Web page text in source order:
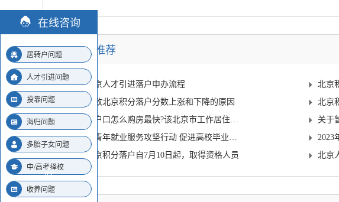
北京落户推荐
2024年北京人才引进落户申办流程
北京
近几年导致北京积分落户分数上涨和下降的原因
北京
北京没有户口怎么购房最快?该北京市工作居住证发挥作
关于
北京启动青年就业服务攻坚行动 促进高校毕业生就业
2023
2023年北京积分落户自7月10日起，取得资格人员
在线咨询
居转户问题
人才引进问题
投靠问题
海归问题
多胎子女问题
中/高考择校
收养问题